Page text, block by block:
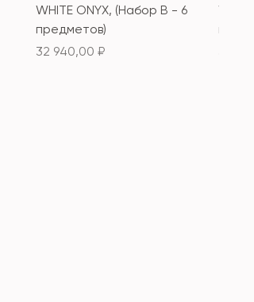
WHITE ONYX, (Набор B - 6
предметов)
Цена
32 940,00 ₽